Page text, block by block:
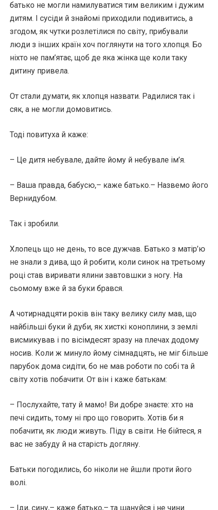
батько не могли намилуватися тим великим і дужим
дитям. І сусіди й знайомі приходили подивитись, а
згодом, як чутки розлетілися по світу, прибували
люди з інших країн хоч поглянути на того хлопця. Бо
ніхто не пам’ятає, щоб де яка жінка ще коли таку
дитину привела.
От стали думати, як хлопця назвати. Радилися так і
сяк, а не могли домовитись.
Тоді повитуха й каже:
– Це дитя небувале, дайте йому й небувале ім’я.
– Ваша правда, бабусю,– каже батько.– Назвемо його
Вернидубом.
Так і зробили.
Хлопець що не день, то все дужчав. Батько з матір’ю
не знали з дива, що й робити, коли синок на третьому
році став виривати ялини завтовшки з ногу. На
сьомому вже й за буки брався.
А чотирнадцяти років він таку велику силу мав, що
найбільші буки й дуби, як хисткі коноплини, з землі
висмикував і по вісімдесят зразу на плечах додому
носив. Коли ж минуло йому сімнадцять, не міг більше
парубок дома сидіти, бо не мав роботи по собі та й
світу хотів побачити. От він і каже батькам:
– Послухайте, тату й мамо! Ви добре знаєте: хто на
печі сидить, тому ні про що говорить. Хотів би я
побачити, як люди живуть. Піду в світи. Не бійтеся, я
вас не забуду й на старість догляну.
Батьки погодились, бо ніколи не йшли проти його
волі.
– Іди, сину,– каже батько,– та шануйся і не чини